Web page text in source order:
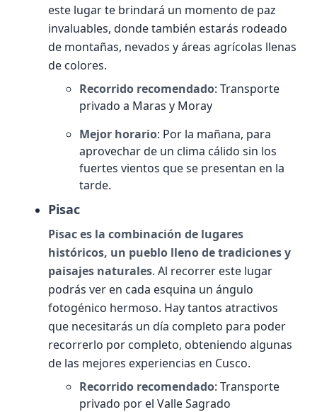
este lugar te brindará un momento de paz
invaluables, donde también estarás rodeado
de montañas, nevados y áreas agrícolas llenas
de colores.
Recorrido recomendado: Transporte
privado a Maras y Moray
Mejor horario: Por la mañana, para
aprovechar de un clima cálido sin los
fuertes vientos que se presentan en la
tarde.
Pisac
Pisac es la combinación de lugares
históricos, un pueblo lleno de tradiciones y
paisajes naturales. Al recorrer este lugar
podrás ver en cada esquina un ángulo
fotogénico hermoso. Hay tantos atractivos
que necesitarás un día completo para poder
recorrerlo por completo, obteniendo algunas
de las mejores experiencias en Cusco.
Recorrido recomendado: Transporte
privado por el Valle Sagrado